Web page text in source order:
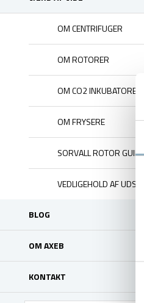
OM CENTRIFUGER
OM ROTORER
OM CO2 INKUBATORER
OM FRYSERE
SORVALL ROTOR
VEDLIGEHOLD AF
BLOG
OM AXEB
KONTAKT